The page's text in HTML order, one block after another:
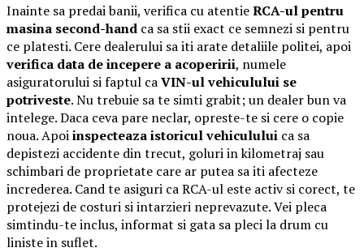
Inainte sa predai banii, verifica cu atentieRCA-ul pentru
masina second-hand ca sa stii exact ce semnezi si pentru
ce platesti. Cere dealerului sa iti arate detaliile politei, apoi
verifica data de incepere a acoperirii, numele
asiguratorului si faptul caVIN-ul vehiculului se
potriveste. Nu trebuie sa te simti grabit; un dealer bun va
intelege. Daca ceva pare neclar, opreste-te si cere o copie
noua. Apoiinspecteaza istoricul vehiculului ca sa
depistezi accidente din trecut, goluri in kilometraj sau
schimbari de proprietate care ar putea sa iti afecteze
increderea. Cand te asiguri ca RCA-ul este activ si corect, te
protejezi de costuri si intarzieri neprevazute. Vei pleca
simtindu-te inclus, informat si gata sa pleci la drum cu
liniste in suflet.